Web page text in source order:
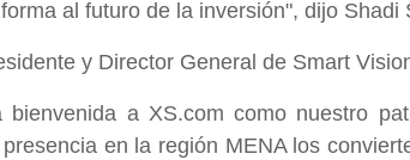
al futuro de la inversión", dijo
y Director General de Smart
bienvenida a XS.com como nuestro
en la región MENA los